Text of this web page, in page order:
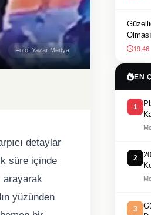
Foto: Yazar Medya
detaylar
süre içinde
arayarak
yüzünden
19:46
EN
1
2
3